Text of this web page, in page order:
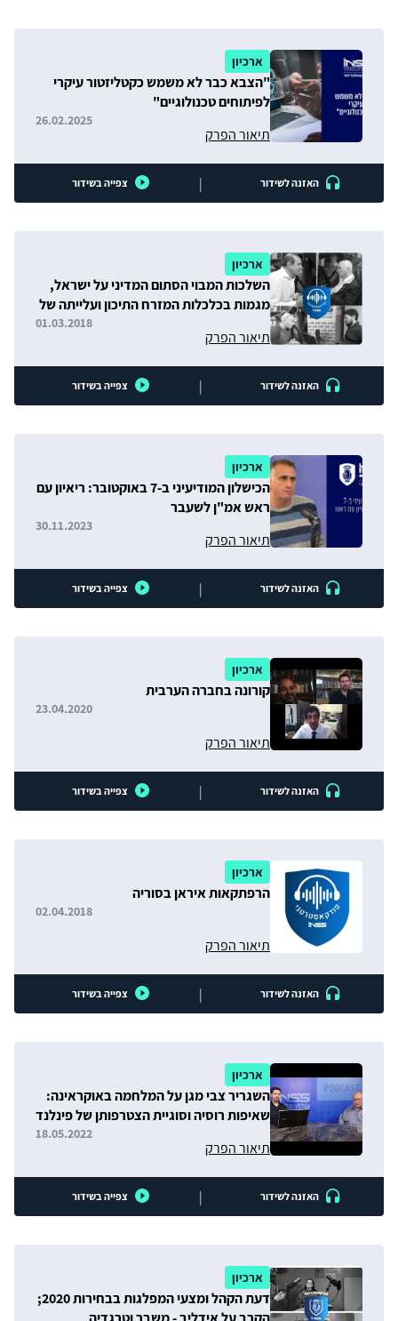
ארכיון
"הצבא כבר לא משמש כקטליזטור עיקרי
לפיתוחים טכנולוגיים"
תיאור הפרק
26.02.2025
האזנה לשידור | צפייה בשידור
ארכיון
השלכות המבוי הסתום המדיני על ישראל,
מגמות בכלכלות המזרח התיכון ועלייתה של
תיאור הפרק
01.03.2018
האזנה לשידור | צפייה בשידור
ארכיון
הכישלון המודיעיני ב-7 באוקטובר: ריאיון עם
ראש אמ"ן לשעבר
תיאור הפרק
30.11.2023
האזנה לשידור | צפייה בשידור
ארכיון
קורונה בחברה הערבית
תיאור הפרק
23.04.2020
האזנה לשידור | צפייה בשידור
ארכיון
הרפתקאות איראן בסוריה
תיאור הפרק
02.04.2018
האזנה לשידור | צפייה בשידור
ארכיון
השגריר צבי מגן על המלחמה באוקראינה:
שאיפות רוסיה וסוגיית הצטרפותן של פינלנד
תיאור הפרק
18.05.2022
האזנה לשידור | צפייה בשידור
ארכיון
דעת הקהל ומצעי המפלגות בבחירות 2020;